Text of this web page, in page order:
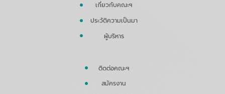
เกี่ยวกับคณะฯ
ประวัติความเป็นมา
ผู้บริหาร
ติดต่อคณะฯ
สมัครงาน